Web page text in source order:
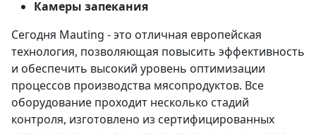
Камеры запекания
Сегодня Mauting - это отличная европейская
технология, позволяющая повысить эффективность
и обеспечить высокий уровень оптимизации
процессов производства мясопродуктов. Все
оборудование проходит несколько стадий
контроля, изготовлено из сертифицированных